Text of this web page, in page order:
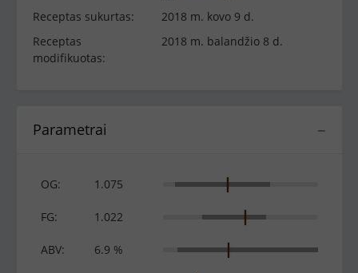
Receptas sukurtas:
2018 m. kovo 9 d.
Receptas
modifikuotas:
2018 m. balandžio 8 d.
−
Parametrai
OG: 1.075
FG: 1.022
ABV: 6.9 %